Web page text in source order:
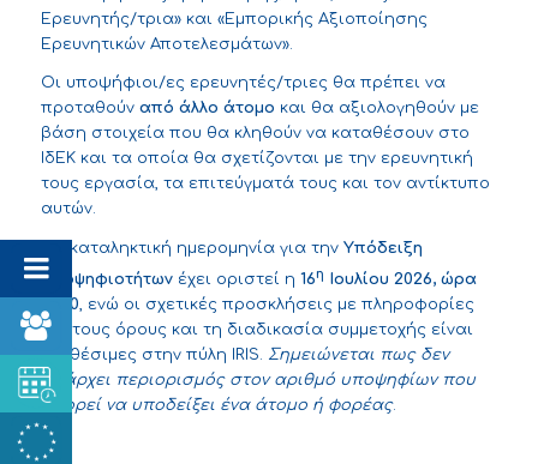
Ερευνητής/τρια» και «Εμπορικής Αξιοποίησης
Ερευνητικών Αποτελεσμάτων».
Οι υποψήφιοι/ες ερευνητές/τριες θα πρέπει να
προταθούν από άλλο άτομο και θα αξιολογηθούν με
βάση στοιχεία που θα κληθούν να καταθέσουν στο
ΙδΕΚ και τα οποία θα σχετίζονται με την ερευνητική
τους εργασία, τα επιτεύγματά τους και τον αντίκτυπο
αυτών.
Ως καταληκτική ημερομηνία για την Υπόδειξη
Υποψηφιοτήτωνέχει οριστεί η 16η Ιουλίου 2026, ώρα
13:00, ενώ οι σχετικές προσκλήσεις με πληροφορίες
για τους όρους και τη διαδικασία συμμετοχής είναι
διαθέσιμες στην πύλη IRIS. Σημειώνεται πως δεν
υπάρχει περιορισμός στον αριθμό υποψηφίων που
μπορεί να υποδείξει ένα άτομο ή φορέας.